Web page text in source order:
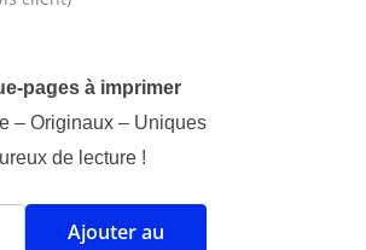
pages à imprimer
– Originaux – Uniques
de lecture !
Ajouter au